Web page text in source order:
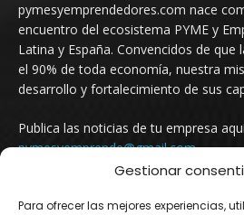
Gestionar
Para ofrecer las mejores experiencias,
pymesyemprendedores.com nace
encuentro del ecosistema PYME y
Latina y España. Convencidos de que
el 90% de toda economía, nuestra
desarrollo y fortalecimiento de sus
Publica las noticias de tu empresa
pymesyemprende@gmail.com